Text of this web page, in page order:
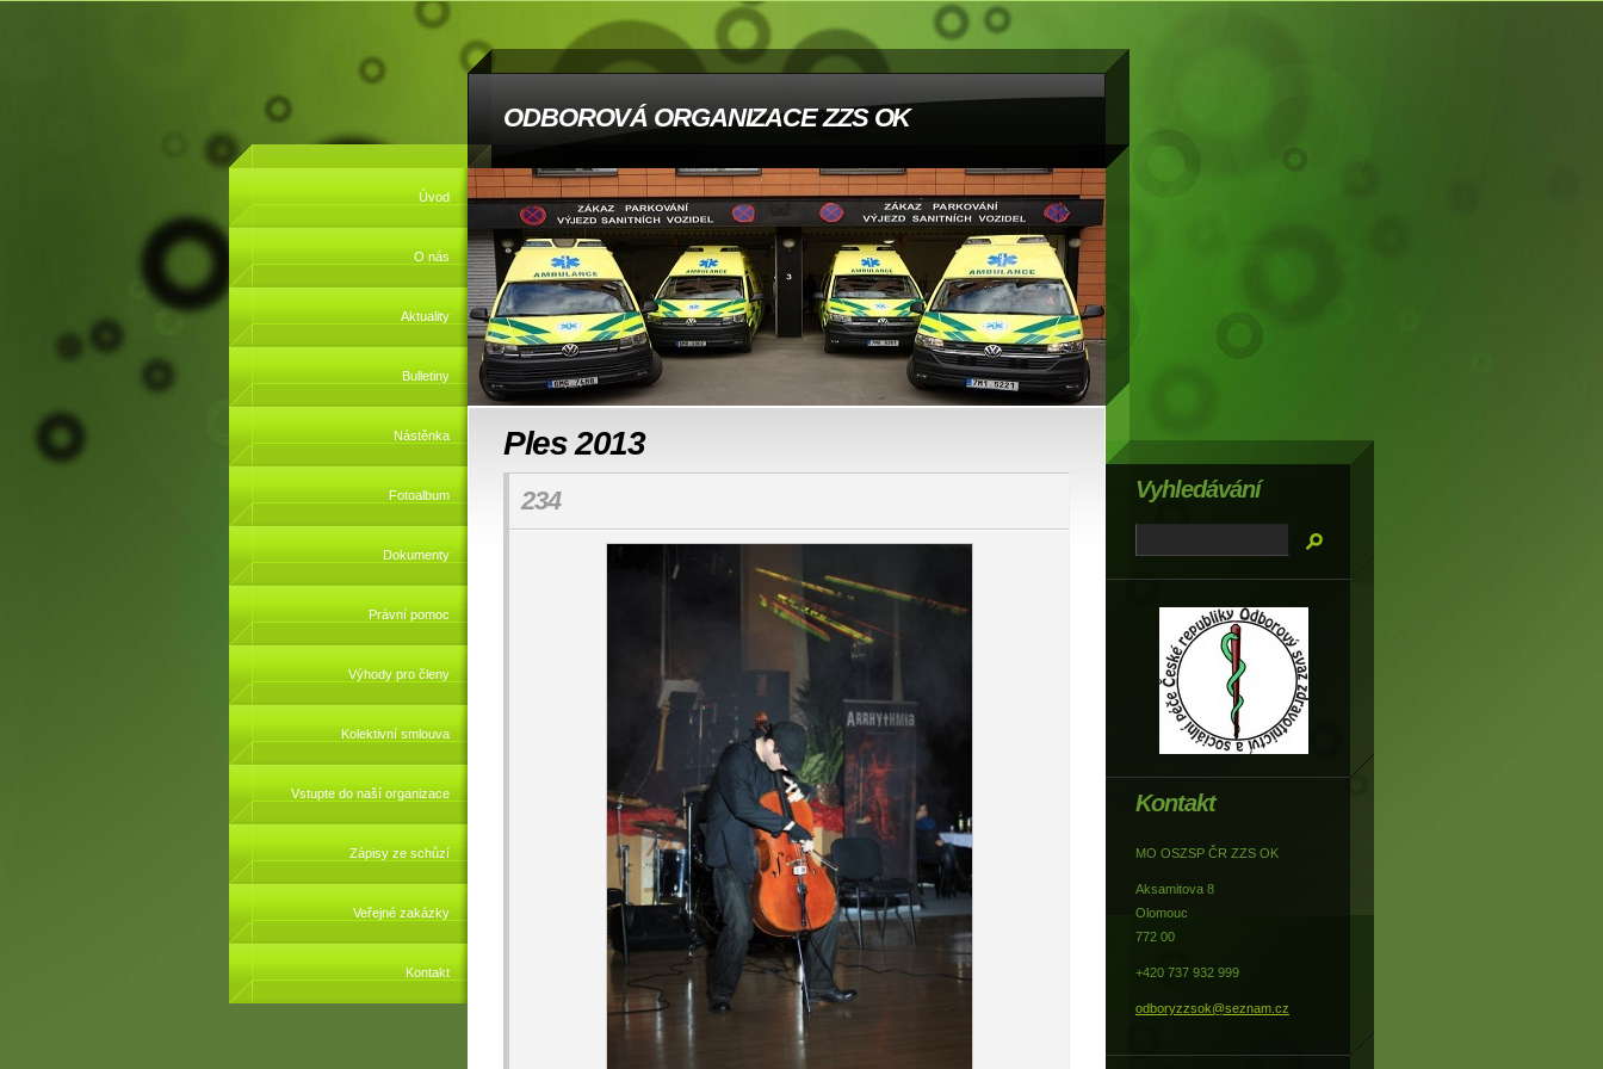
ODBOROVÁ ORGANIZACE ZZS OK
Úvod
O nás
Aktuality
Bulletiny
Nástěnka
Fotoalbum
Dokumenty
Právní pomoc
Výhody pro členy
Kolektivní smlouva
Vstupte do naší organizace
Zápisy ze schůzí
Veřejné zakázky
Kontakt
Ples 2013
234
Kontakt
MO OSZSP ČR ZZS OK
Aksamitova 8
Olomouc
772 00
+420 737 932 999
odboryzzsok@seznam.cz
Vyhledávání